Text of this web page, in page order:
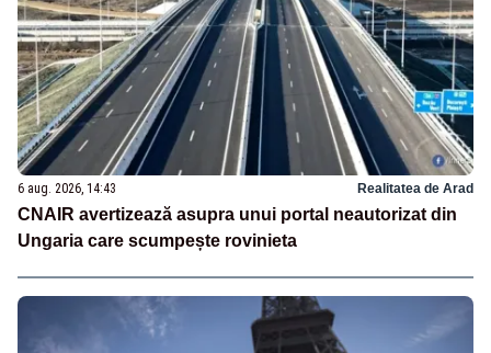
6 aug. 2026, 14:43 Realitatea de Arad
CNAIR avertizează asupra unui portal neautorizat din
Ungaria care scumpește rovinieta